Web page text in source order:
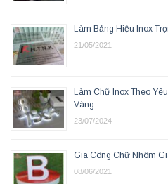
Làm Bảng Hiệu Inox
21/05/2021
Làm Chữ Inox Theo
Vàng
23/07/2024
Gia Công Chữ Nhôm
08/06/2021